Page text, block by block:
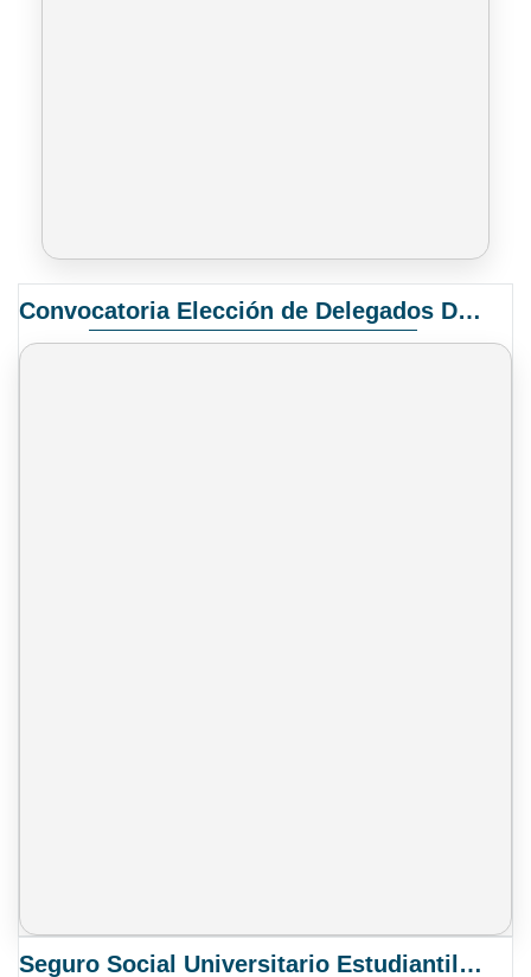
Convocatoria Elección de Delegados Docentes para el XIV Congreso Nacional de Universidades
Seguro Social Universitario Estudiantil SSUE